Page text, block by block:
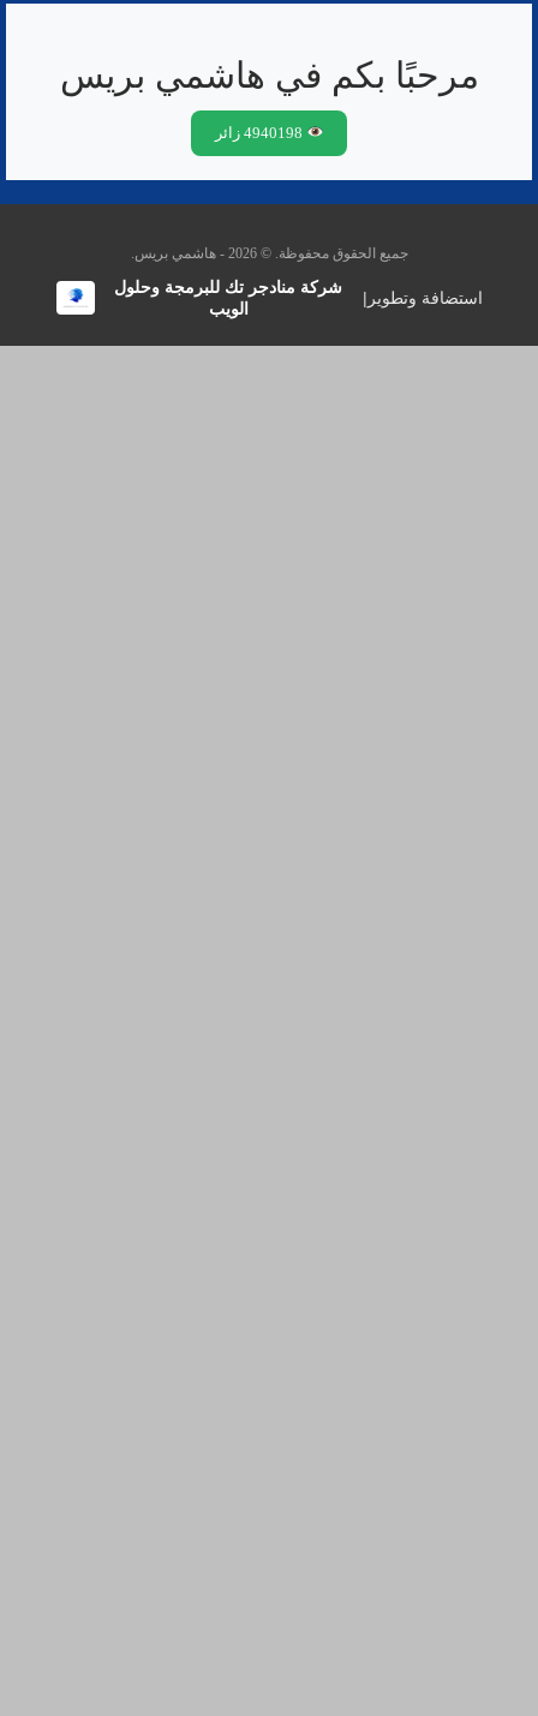
مرحبًا بكم في هاشمي بريس
جميع الحقوق محفوظة. © 2026 - هاشمي بريس.
استضافة وتطوير |
شركة منادجر تك للبرمجة وحلول
الويب